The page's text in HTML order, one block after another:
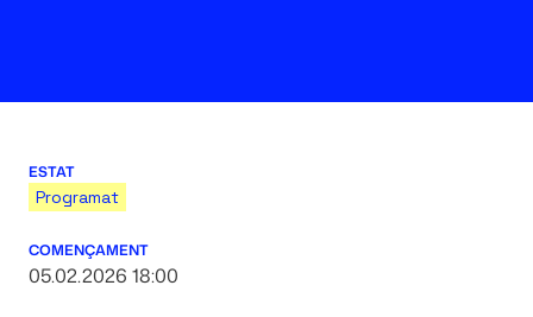
ESTAT
Programat
COMENÇAMENT
05.02.2026 18:00